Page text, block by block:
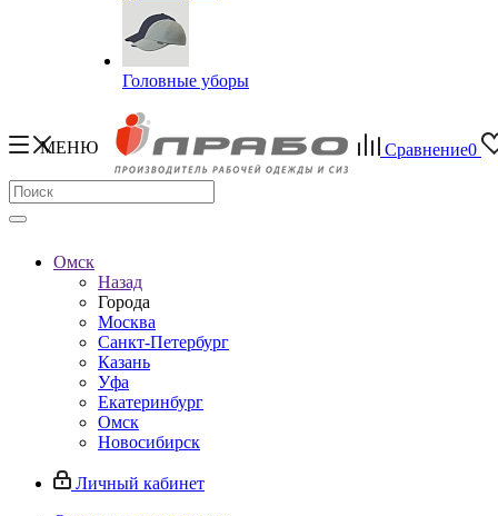
Головные уборы
МЕНЮ Сравнение0
Омск
Назад
Города
Москва
Санкт-Петербург
Казань
Уфа
Екатеринбург
Омск
Новосибирск
Личный кабинет